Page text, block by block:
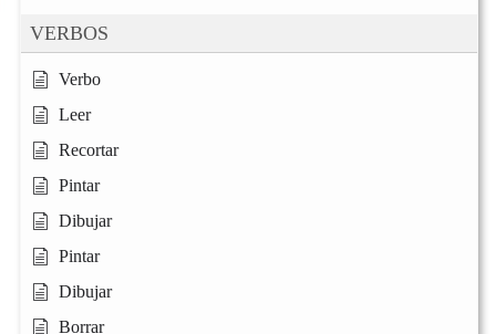
VERBOS
Verbo
Leer
Recortar
Pintar
Dibujar
Pintar
Dibujar
Borrar